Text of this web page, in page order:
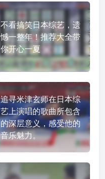
不看搞笑日本综艺，遗
憾一整年！推荐大全带
你开心一夏
追寻米津玄师在日本综
艺上演唱的歌曲所包含
的深层意义，感受他的
音乐魅力。